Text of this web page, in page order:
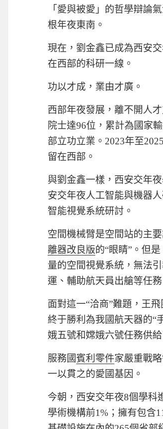
「愛與被愛」的哲學辯論
根年夜東南。
現在，劉金鑫已成為西安
在西部的科研一線。
功以才成，業由才廣。
西部年夜發展，離不開人
院士達96位，累計為國家
部立功立業。2023年至
留在西部。
與劉金鑫一樣，西安交年
安交年夜人工智能與機器
智能視覺系統研討。
空間機械臂是空間站的主
離器改良版的“眼睛”。但
量的空間視覺系統，無法
運、輔助航天員出艙等任
面對這一“洽商”難題，王
終于勝利為我國航天器的“
娥五號和嫦娥六號任務供
服務國賓利零件家嚴重戰
一以貫之的愛國基因。
今朝，西安交年夜8個學科
學術機構前1%；擁有包含